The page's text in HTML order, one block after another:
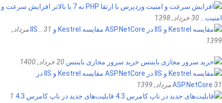
افزایش سرعت و
امنیت… 30 خرداد, 1398
مقایسه Kestrel و IIS…
31 مرداد,
1399
خرید سرور مجازی بایننس 20 خرداد, 1400
مقایسه Kestrel و IIS در
ASP.NetCore 31 مرداد, 1399
قابلیت‌های جدید در ناپ کامرس 4.3
1